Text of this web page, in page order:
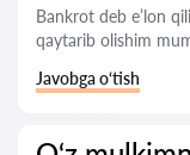
Bankrot deb e’lon
qaytarib olishim
Javobga o‘tish